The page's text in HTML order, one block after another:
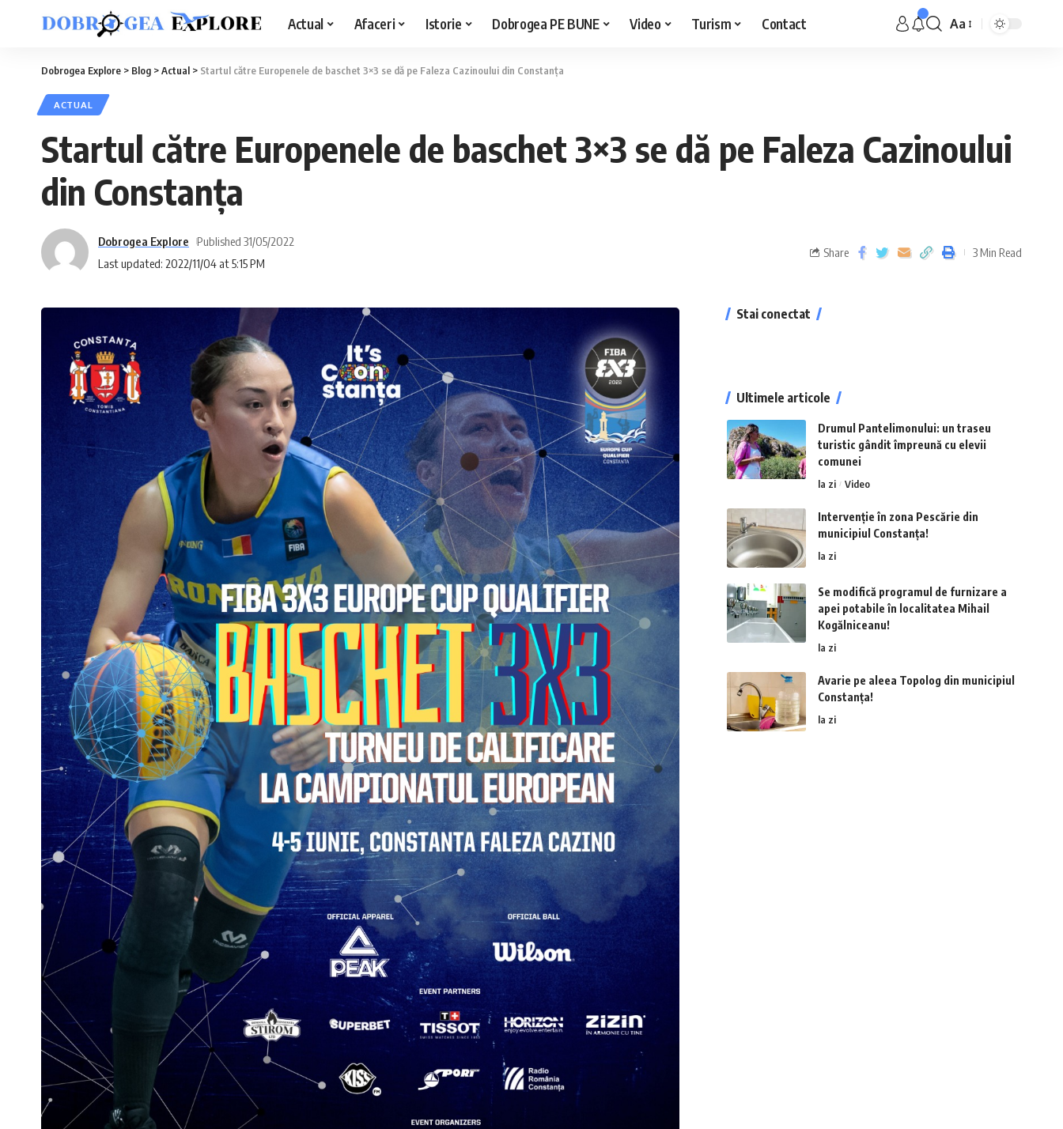
Actual Afaceri Istorie Dobrogea PE BUNE Video Turism Contact Aa
Dobrogea Explore > Blog >Actual > Startul către Europenele de baschet 3×3 se dă pe Faleza Cazinoului din Constanța
ACTUAL
Startul către Europenele de baschet 3×3 se dă pe Faleza Cazinoului
din Constanța
Last updated: 2022/11/04 at 5:15 PM
Dobrogea Explore Published 31/05/2022
Share 3 Min Read
Stai conectat
Ultimele articole
Drumul Pantelimonului: un traseu
turistic gândit împreună cu elevii
comunei
la zi Video
Intervenție în zona Pescărie din
municipiul Constanța!
la zi
Se modifică programul de furnizare a
apei potabile în localitatea Mihail
Kogălniceanu!
la zi
Avarie pe aleea Topolog din municipiul
Constanța!
la zi